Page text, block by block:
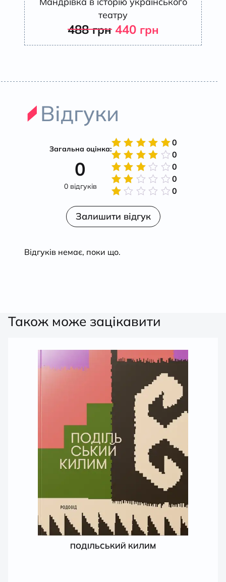
театру
488грн 440 грн
Відгуки
Загальна оцінка:
0
0 відгуків
Оцінено
в5 з 5
0
Оцінено
в4 з
5
0
Оцінено
в3 з
5
0
Оцінено
0
Оцінено
в
1
0
Залишити відгук
Відгуків немає, поки що.
Також може зацікавити
ПОДІЛЬСЬКИЙ КИЛИМ